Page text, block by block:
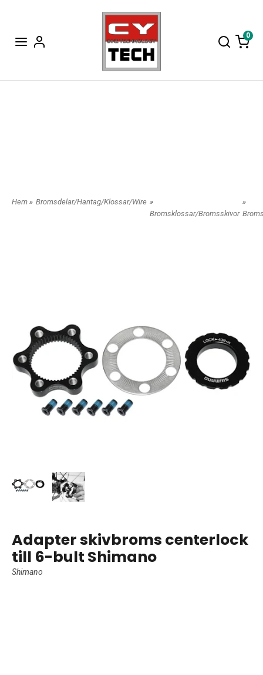
0
Hem » Bromsdelar/Hantag/Klossar/Wire »
Bromsklossar/Bromsskivor
»
Adapter skivbroms centerlock
till 6-bult Shimano
Shimano